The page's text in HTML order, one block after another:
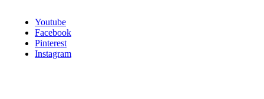
Youtube
Facebook
Pinterest
Instagram